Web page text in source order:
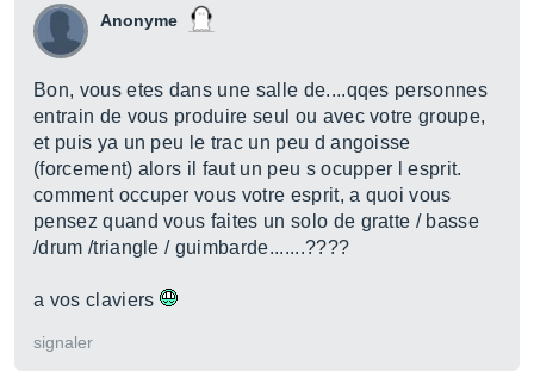
Anonyme
Bon, vous etes dans une salle de....qqes personnes
entrain de vous produire seul ou avec votre groupe,
et puis ya un peu le trac un peu d angoisse
(forcement) alors il faut un peu s ocupper l esprit.
comment occuper vous votre esprit, a quoi vous
pensez quand vous faites un solo de gratte / basse
/drum /triangle / guimbarde.......????
a vos claviers
signaler